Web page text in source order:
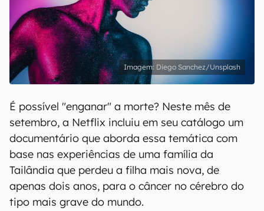
Diego Sanchez/Unsplash
É possível "enganar" a morte? Neste mês de
setembro, a Netflix incluiu em seu catálogo um
documentário que aborda essa temática com
base nas experiências de uma família da
Tailândia que perdeu a filha mais nova, de
apenas dois anos, para o câncer no cérebro do
tipo mais grave do mundo.